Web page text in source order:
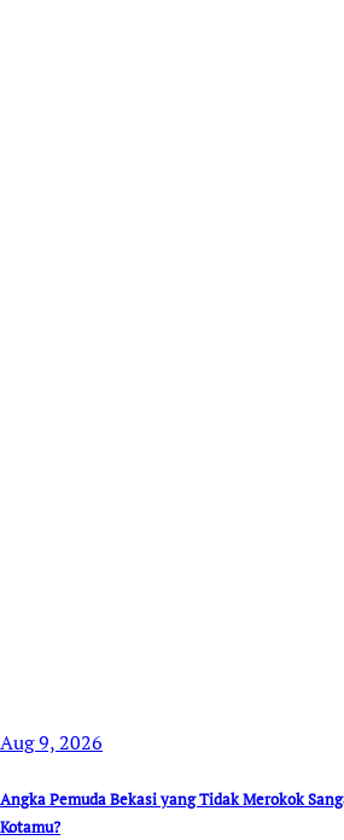
Aug 9, 2026
Angka Pemuda Bekasi yang Tidak Merokok
Kotamu?